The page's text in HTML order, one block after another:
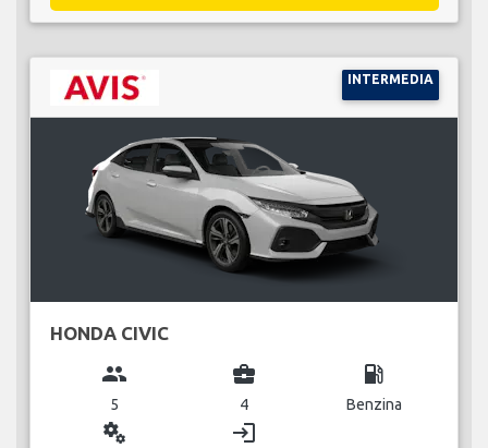
INTERMEDIA
HONDA CIVIC
group
5
business_center
4
local_gas_station
Benzina
miscellaneous_services login